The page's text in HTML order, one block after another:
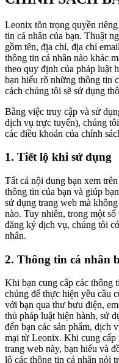
Leonix tôn trọng quyền
tin cá nhân của bạn. Thuật
gồm tên, địa chỉ, địa chỉ
thông tin cá nhân nào khác
theo quy định của pháp luật
bạn hiểu rõ những thông tin
cách chúng tôi sẽ sử dụng
Bằng việc truy cập và sử
dịch vụ trực tuyến), chúng
các điều khoản của chính
1. Tiết lộ khi sử dụng
Tất cả nội dung bạn xem
thông tin của bạn và giúp
sử dụng trang web mà
nào. Tuy nhiên, trong một
đăng ký dịch vụ, chúng tôi
nhân.
2. Thông tin cá nhân
Khi bạn cung cấp các thông
chúng để thực hiện yêu cầu
với bạn qua thư bưu điện,
thủ pháp luật hiện hành, sử
đến bạn các sản phẩm, dịch
mại từ Leonix. Khi cung cấp
trang web này, bạn hiểu và
lộ các thông tin cá nhân nói